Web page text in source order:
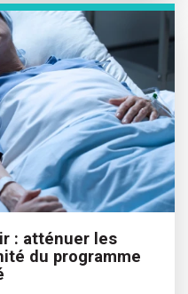
: atténuer les
du programme